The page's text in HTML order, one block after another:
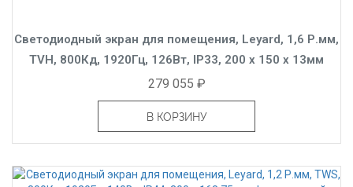
Светодиодный экран для помещения, Leyard, 1,6 Р.мм,
TVH, 800Кд, 1920Гц, 126Вт, IP33, 200 x 150 x 13мм
279 055 ₽
В КОРЗИНУ